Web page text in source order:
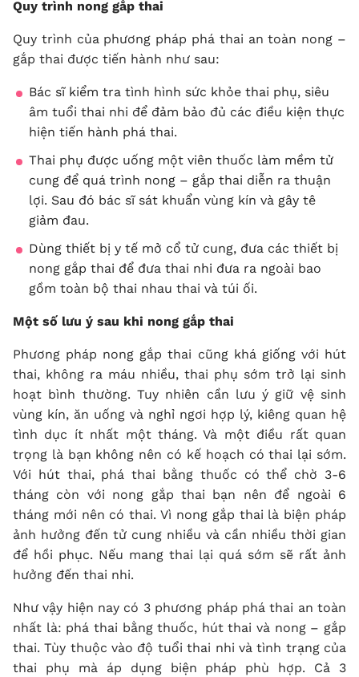
Quy trình nong gắp thai
Quy trình của phương pháp phá thai an toàn nong –
gắp thai được tiến hành như sau:
Bác sĩ kiểm tra tình hình sức khỏe thai phụ, siêu
âm tuổi thai nhi để đảm bảo đủ các điều kiện thực
hiện tiến hành phá thai.
Thai phụ được uống một viên thuốc làm mềm tử
cung để quá trình nong – gắp thai diễn ra thuận
lợi. Sau đó bác sĩ sát khuẩn vùng kín và gây tê
giảm đau.
Dùng thiết bị y tế mở cổ tử cung, đưa các thiết bị
nong gắp thai để đưa thai nhi đưa ra ngoài bao
gồm toàn bộ thai nhau thai và túi ối.
Một số lưu ý sau khi nong gắp thai
Phương pháp nong gắp thai cũng khá giống với hút
thai, không ra máu nhiều, thai phụ sớm trở lại sinh
hoạt bình thường. Tuy nhiên cần lưu ý giữ vệ sinh
vùng kín, ăn uống và nghỉ ngơi hợp lý, kiêng quan hệ
tình dục ít nhất một tháng. Và một điều rất quan
trọng là bạn không nên có kế hoạch có thai lại sớm.
Với hút thai, phá thai bằng thuốc có thể chờ 3-6
tháng còn với nong gắp thai bạn nên để ngoài 6
tháng mới nên có thai. Vì nong gắp thai là biện pháp
ảnh hưởng đến tử cung nhiều và cần nhiều thời gian
để hồi phục. Nếu mang thai lại quá sớm sẽ rất ảnh
hưởng đến thai nhi.
Như vậy hiện nay có 3 phương pháp phá thai an toàn
nhất là: phá thai bằng thuốc, hút thai và nong – gắp
thai. Tùy thuộc vào độ tuổi thai nhi và tình trạng của
thai phụ mà áp dụng biện pháp phù hợp. Cả 3